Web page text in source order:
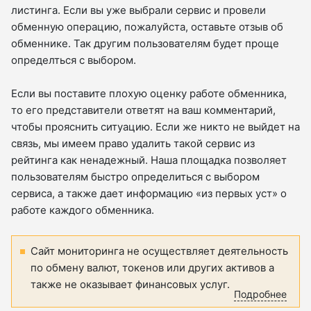
листинга. Если вы уже выбрали сервис и провели
обменную операцию, пожалуйста, оставьте отзыв об
обменнике. Так другим пользователям будет проще
определться с выбором.
Если вы поставите плохую оценку работе обменника,
то его представители ответят на ваш комментарий,
чтобы прояснить ситуацию. Если же никто не выйдет на
связь, мы имеем право удалить такой сервис из
рейтинга как ненадежный. Наша площадка позволяет
пользователям быстро определиться с выбором
сервиса, а также дает информацию «из первых уст» о
работе каждого обменника.
Сайт мониторинга не осуществляет деятельность
по обмену валют, токенов или других активов а
также не оказывает финансовых услуг.
Подробнее